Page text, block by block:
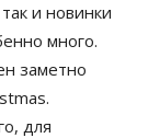
и новинки
много.
заметно
для